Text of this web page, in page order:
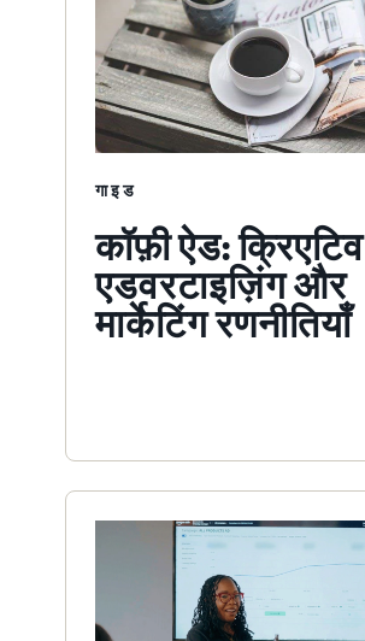
गाइड
कॉफ़ी ऐड: क्रिएटिव
एडवरटाइज़िंग और
मार्केटिंग रणनीतियाँ